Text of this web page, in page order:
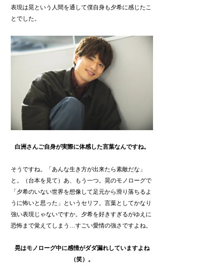
表現は晃という人間を通して僕自身も夕希に感じたこ
とでした。
白洲さんご自身が実際に体感した言葉なんですね。
そうですね。「あんな生き方が出来たら素敵だな」
と。（台本を見て）あ、もう一つ。晃のモノローグで
「夕希のいない世界を想像して足元から滑り落ちるよ
うに怖いと思った」というセリフ。言葉としてかなり
強い表現じゃないですか。夕希を好きすぎるがゆえに
恐怖まで覚えてしまう…すごい愛情の強さですよね。
晃はモノローグ中に感情がダダ漏れしていますよね
（笑）。